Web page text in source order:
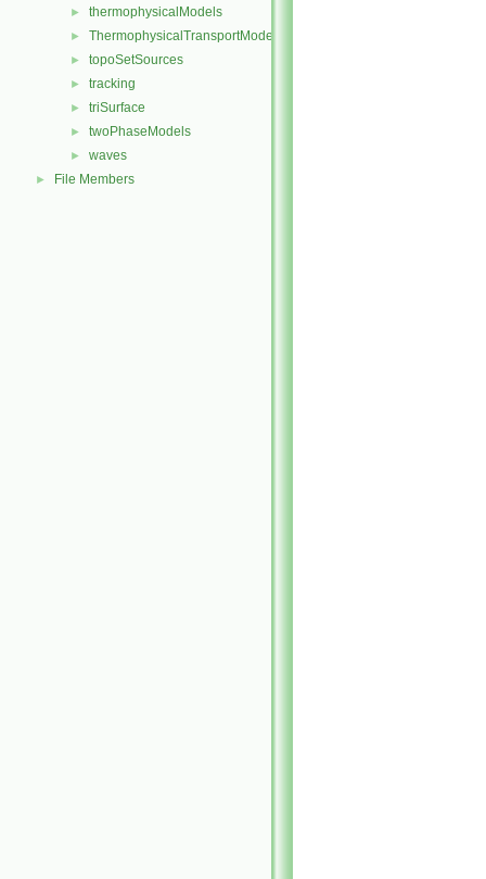
► thermophysicalModels
► ThermophysicalTransportModels
► topoSetSources
► tracking
► triSurface
► twoPhaseModels
► waves
► File Members